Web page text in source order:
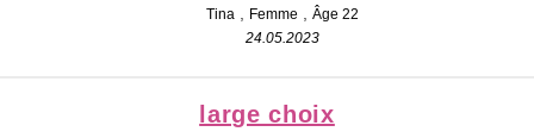
Tina Femme
Âge 22
24.05.2023
large choix